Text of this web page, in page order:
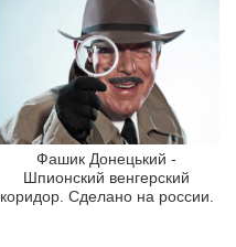
Фашик Донецький -
Шпионский венгерский
коридор. Сделано на россии.